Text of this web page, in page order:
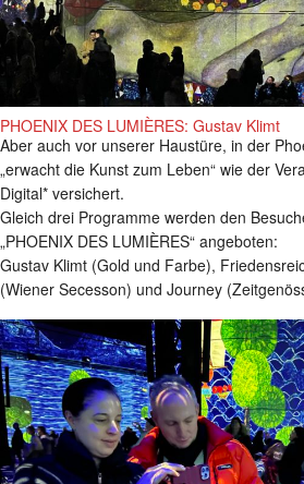
PHOENIX DES LUMIÈRES: Gustav Klimt
Aber auch vor unserer Haustüre, in der
„erwacht die Kunst zum Leben“ wie der
Digital* versichert.
Gleich drei Programme werden den
„PHOENIX DES LUMIÈRES“ angeboten:
Gustav Klimt (Gold und Farbe),
(Wiener Secesson) und Journey